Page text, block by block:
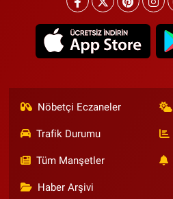
Nöbetçi Eczaneler
Trafik Durumu
Tüm Manşetler
Haber Arşivi